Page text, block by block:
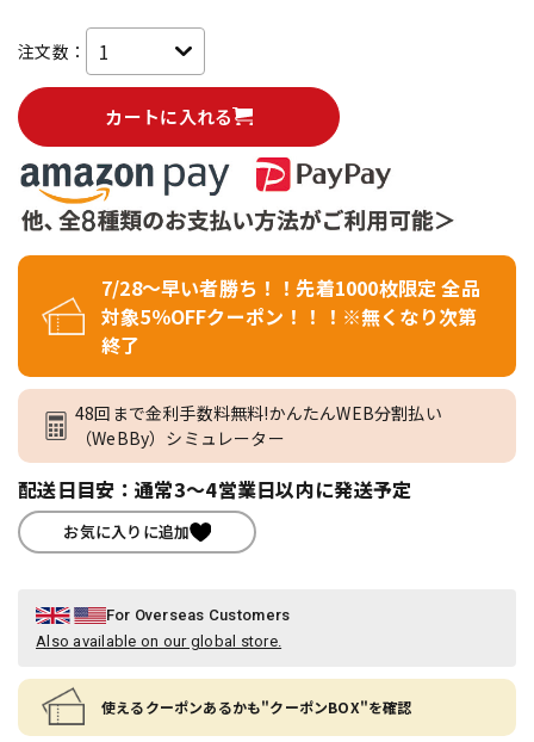
注文数：
カートに入れる
7/28～早い者勝ち！！先着1000枚限定 全品
対象5％OFFクーポン！！！※無くなり次第
終了
48回まで金利手数料無料!かんたんWEB分割払い
（WeBBy）シミュレーター
配送日目安：通常3～4営業日以内に発送予定
お気に入りに追加
For Overseas Customers
Also available on our global store.
使えるクーポンあるかも"クーポンBOX"を確認